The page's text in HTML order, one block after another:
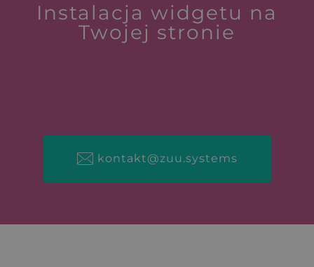
Instalacja widgetu na
Twojej stronie
kontakt@zuu.systems